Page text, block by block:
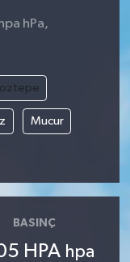
hPa,
Mucur
BASINÇ
HPA hpa